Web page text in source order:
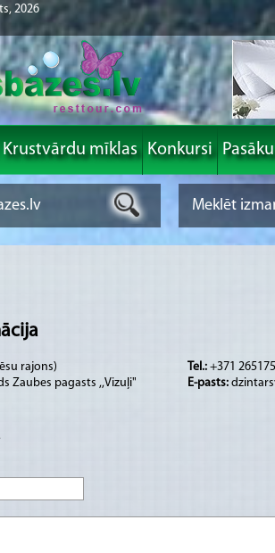
2026
Krustvārdu mīklas Konkursi
rajons)
Zaubes pagasts ,,Vizuļi"
Tel.: +371
E-pasts: